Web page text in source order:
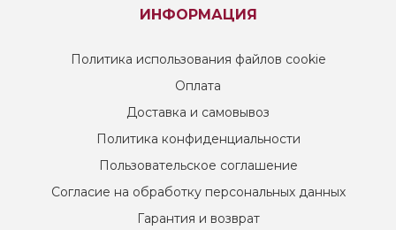
ИНФОРМАЦИЯ
Политика использования файлов cookie
Оплата
Доставка и самовывоз
Политика конфиденциальности
Пользовательское соглашение
Согласие на обработку персональных данных
Гарантия и возврат